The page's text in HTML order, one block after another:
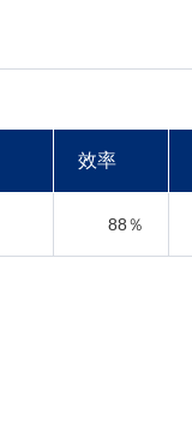
效率
88％